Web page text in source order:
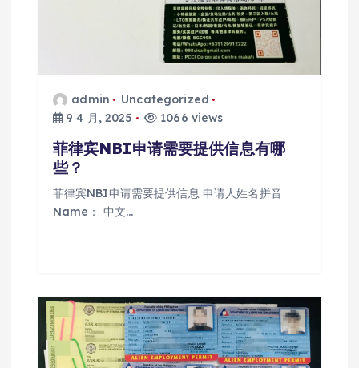
admin
Uncategorized
9 4 月, 2025
1066 views
菲律宾NBI申请需要提供信息有哪
些？
菲律宾NBI申请需要提供信息 申请人姓名拼音
Name： 中文…